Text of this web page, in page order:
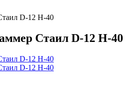
D-12 H-40
Стаил D-12 H-40